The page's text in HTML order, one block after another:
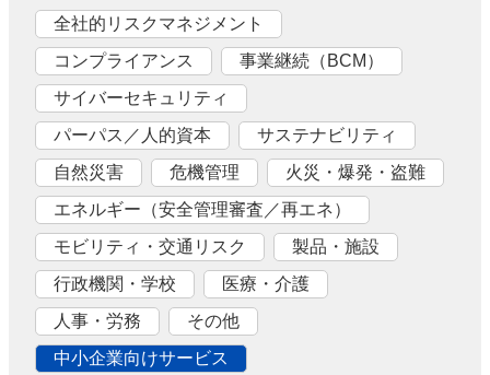
全社的リスクマネジメント
コンプライアンス
事業継続（BCM）
サイバーセキュリティ
パーパス／人的資本
サステナビリティ
自然災害
危機管理
火災・爆発・盗難
エネルギー（安全管理審査／再エネ）
モビリティ・交通リスク
製品・施設
行政機関・学校
医療・介護
人事・労務
その他
中小企業向けサービス